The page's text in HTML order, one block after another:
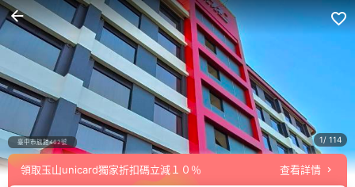
1 114
領取玉山unicard獨家折扣碼立減１０％ 查看詳情